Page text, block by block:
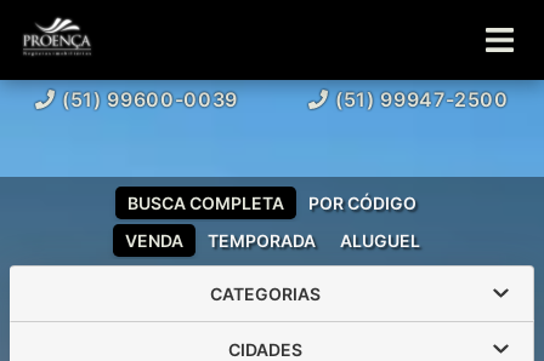
(51) 99600-0039 (51) 99947-2500
VENDA TEMPORADA ALUGUEL
BUSCA COMPLETA POR CÓDIGO
CATEGORIAS
CIDADES